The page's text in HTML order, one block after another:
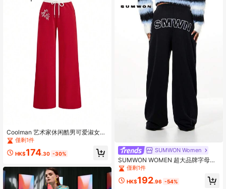
Coolman 艺术家休闲酷男可爱淑女风
格宽松运动裤，适合假期、春季、节
日、西装
僅剩1件
HK$174.30 -30%
SUMWON Women
SUMWON WOMEN 超大品牌字母贴
花慢跑裤，打造休闲街头舒适感
僅剩1件
HK$192.96 -54%